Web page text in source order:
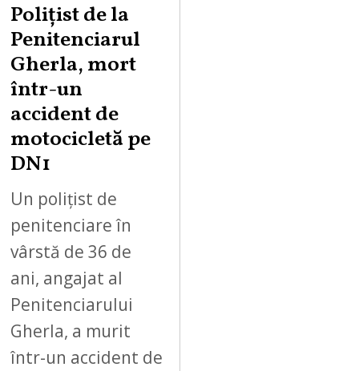
Polițist de la
Penitenciarul
Gherla, mort
într-un
accident de
motocicletă pe
DN1
Un polițist de
penitenciare în
vârstă de 36 de
ani, angajat al
Penitenciarului
Gherla, a murit
într-un accident de